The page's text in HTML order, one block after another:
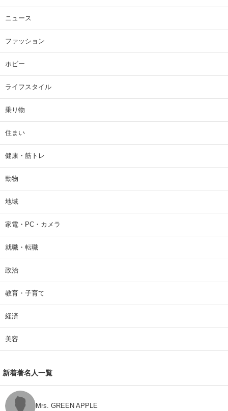
ニュース
ファッション
ホビー
ライフスタイル
乗り物
住まい
健康・筋トレ
動物
地域
家電・PC・カメラ
就職・転職
政治
教育・子育て
経済
美容
新着著名人一覧
Mrs. GREEN APPLE